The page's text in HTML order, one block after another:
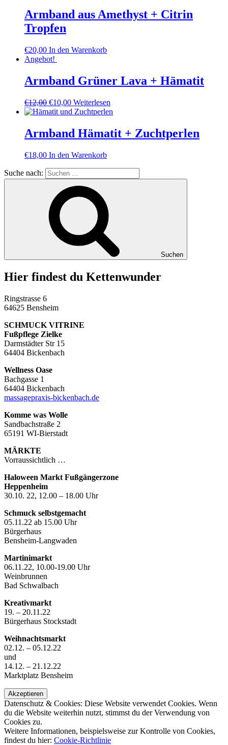
Armband aus Amethyst + Citrin
Tropfen
€20,00 In den Warenkorb
Angebot!
Armband Grüner Lava + Hämatit
€12,00 €10,00 Weiterlesen
Armband Hämatit + Zuchtperlen
€18,00 In den Warenkorb
Suche nach:
Suchen
Hier findest du Kettenwunder
Ringstrasse 6
64625 Bensheim
SCHMUCK VITRINE
Fußpflege Zielke
Darmstädter Str 15
64404 Bickenbach
Wellness Oase
Bachgasse 1
64404 Bickenbach
massagepraxis-bickenbach.de
Komme was Wolle
Sandbachstraße 2
65191 WI-Bierstadt
MÄRKTE
Vorraussichtlich …
Haloween Markt Fußgängerzone
Heppenheim
30.10. 22, 12.00 – 18.00 Uhr
Schmuck selbstgemacht
05.11.22 ab 15.00 Uhr
Bürgerhaus
Bensheim-Langwaden
Martinimarkt
06.11.22, 10.00-19.00 Uhr
Weinbrunnen
Bad Schwalbach
Kreativmarkt
19. – 20.11.22
Bürgerhaus Stockstadt
Weihnachtsmarkt
02.12. – 05.12.22
und
14.12. – 21.12.22
Marktplatz Bensheim
Datenschutz & Cookies: Diese Website verwendet Cookies. Wenn
du die Website weiterhin nutzt, stimmst du der Verwendung von
Cookies zu.
Weitere Informationen, beispielsweise zur Kontrolle von Cookies,
findest du hier: Cookie-Richtlinie